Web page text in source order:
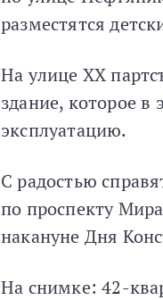
разместятся
На улице XX
здание, которое в
эксплуатацию.
С радостью
по проспекту
накануне Дня
На снимке: 42-